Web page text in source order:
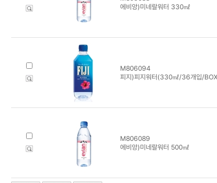
에비앙)미네랄워터 330㎖
M806094
피지)피지워터(330㎖/36개입/
M806089
에비앙)미네랄워터 500㎖